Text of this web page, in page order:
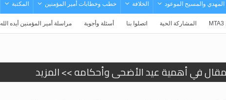
المهدي والمسيح الموعود الخلافة خطب وخطابات أمير المؤمنين المكتبة
المشاركة الحية اتصلوا بنا أسئلة وأجوبة مراسلة أمير المؤمنين أيده الله
في أهمية عيد الأضحى وأحكامه >> المزيد